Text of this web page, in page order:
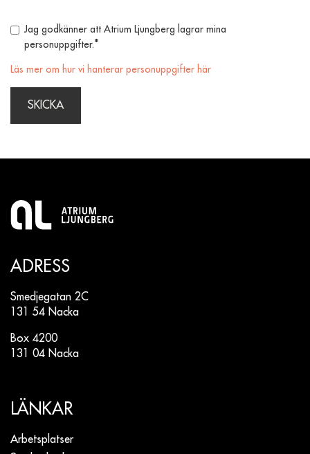
Jag godkänner att Atrium Ljungberg lagrar mina
personuppgifter.*
Läs mer om hur vi hanterar personuppgifter här
ADRESS
Smedjegatan 2C
131 54 Nacka
Box 4200
131 04 Nacka
LÄNKAR
Arbetsplatser